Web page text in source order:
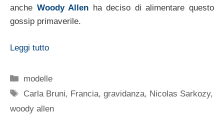
anche Woody Allen ha deciso di alimentare questo
gossip primaverile.
Leggi tutto
Categorie
modelle
Tag
Carla Bruni, Francia,gravidanza, Nicolas Sarkozy,
woody allen